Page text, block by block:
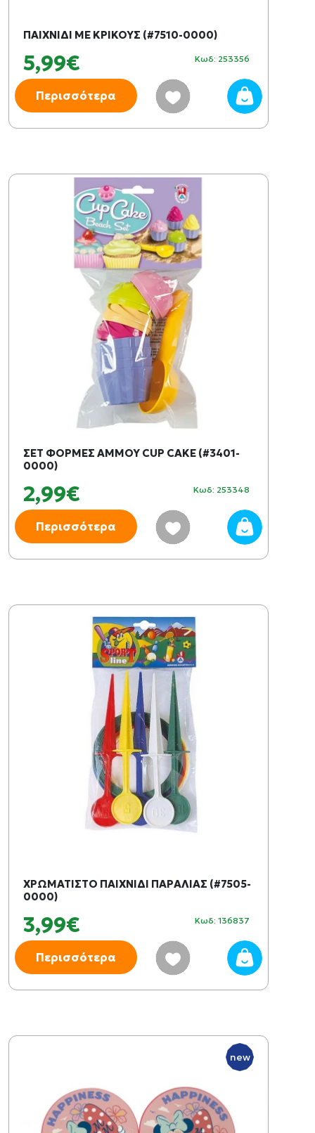
ΠΑΙΧΝΙΔΙ ΜΕ ΚΡΙΚΟΥΣ (#7510-0000)
5,99€ Κωδ: 253356
Περισσότερα
ΣΕΤ ΦΟΡΜΕΣ ΑΜΜΟΥ CUP CAKE (#3401-
0000)
2,99€ Κωδ: 253348
Περισσότερα
ΧΡΩΜΑΤΙΣΤΟ ΠΑΙΧΝΙΔΙ ΠΑΡΑΛΙΑΣ (#7505-
0000)
3,99€ Κωδ: 136837
Περισσότερα
new